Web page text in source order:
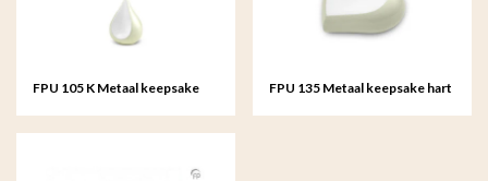
FPU 105 K Metaal keepsake
FPU 135 Metaal keepsake hart